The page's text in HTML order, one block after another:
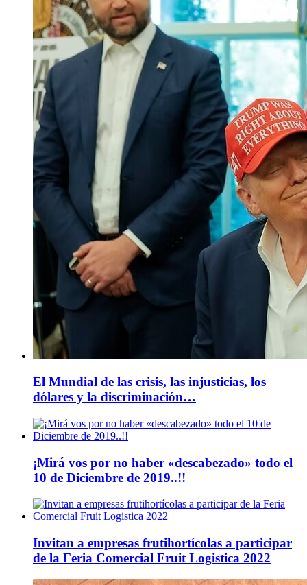
El Mundial de las crisis, las injusticias, los
dólares y la discriminación…
¡Mirá vos por no haber «descabezado» todo el
10 de Diciembre de 2019..!!
Invitan a empresas frutihortícolas a participar
de la Feria Comercial Fruit Logistica 2022